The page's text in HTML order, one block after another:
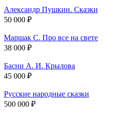
Александр Пушкин. Сказки
50 000 ₽
Маршак С. Про все на свете
38 000 ₽
Басни А. И. Крылова
45 000 ₽
Русские народные сказки
500 000 ₽